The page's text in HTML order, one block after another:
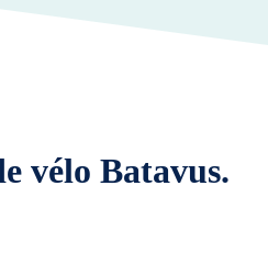
vélo Batavus.